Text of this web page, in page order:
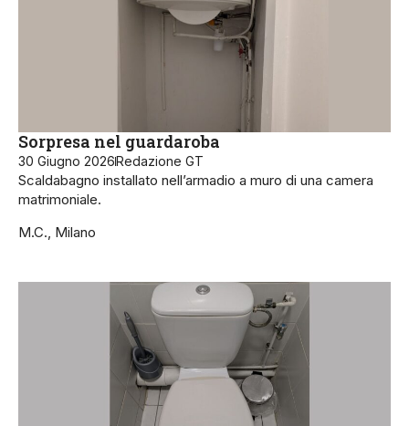
Sorpresa nel guardaroba
30 Giugno 2026Redazione GT
Scaldabagno installato nell’armadio a muro di una camera
matrimoniale.
M.C., Milano